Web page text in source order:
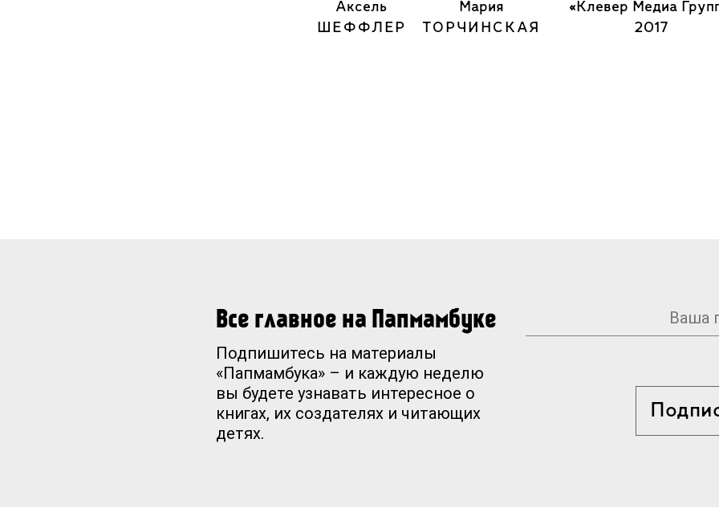
Аксель
ШЕФФЛЕР
Мария
ТОРЧИНСКАЯ
«Клевер Медиа
2017
Все главное на Папмамбуке
Подпишитесь на материалы
«Папмамбука» – и каждую неделю
вы будете узнавать интересное о
книгах, их создателях и читающих
детях.